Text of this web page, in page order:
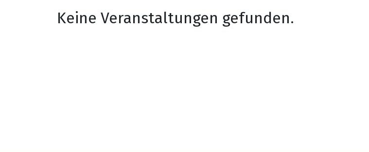
Keine Veranstaltungen gefunden.